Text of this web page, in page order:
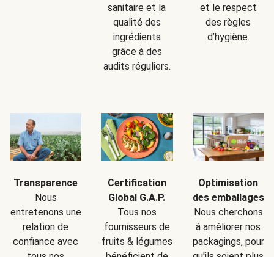
sanitaire et la
qualité des
ingrédients
grâce à des
audits réguliers.
et le respect
des règles
d’hygiène.
Transparence
Nous
entretenons une
relation de
confiance avec
Certification
Global G.A.P.
Tous nos
fournisseurs de
fruits & légumes
Optimisation
des emballages
Nous cherchons
à améliorer nos
packagings, pour